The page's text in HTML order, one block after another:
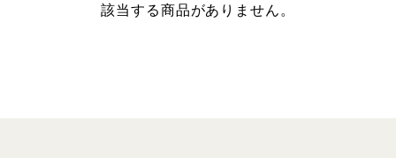
該当する商品がありません。